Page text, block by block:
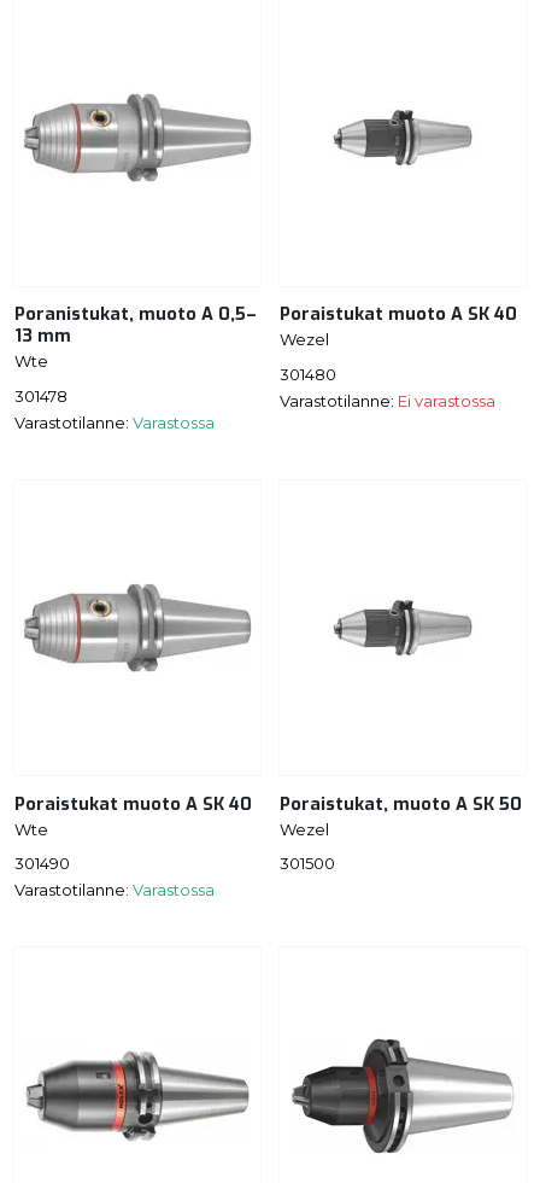
Poranistukat, muoto A 0,5–
13 mm
Wte
301478
Varastotilanne: Varastossa
Poraistukat muoto A SK 40
Wezel
301480
Varastotilanne: Ei varastossa
Poraistukat muoto A SK 40
Wte
301490
Varastotilanne: Varastossa
Poraistukat, muoto A SK 50
Wezel
301500